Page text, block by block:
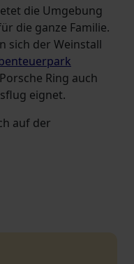
die Umgebung
die ganze Familie.
sich der Weinstall
Ring auch
eignet.
auf der